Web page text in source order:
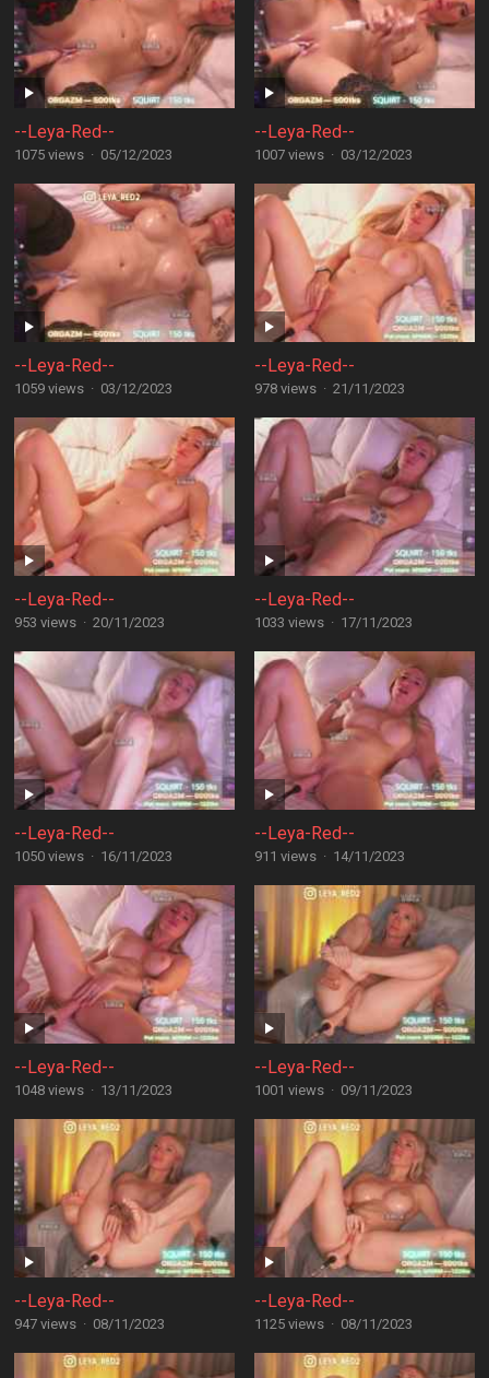
--Leya-Red--
1075 views · 05/12/2023
--Leya-Red--
1007 views · 03/12/2023
--Leya-Red--
1059 views · 03/12/2023
--Leya-Red--
978 views · 21/11/2023
--Leya-Red--
953 views · 20/11/2023
--Leya-Red--
1033 views · 17/11/2023
--Leya-Red--
1050 views · 16/11/2023
--Leya-Red--
911 views · 14/11/2023
--Leya-Red--
1048 views · 13/11/2023
--Leya-Red--
1001 views · 09/11/2023
--Leya-Red--
947 views · 08/11/2023
--Leya-Red--
1125 views · 08/11/2023